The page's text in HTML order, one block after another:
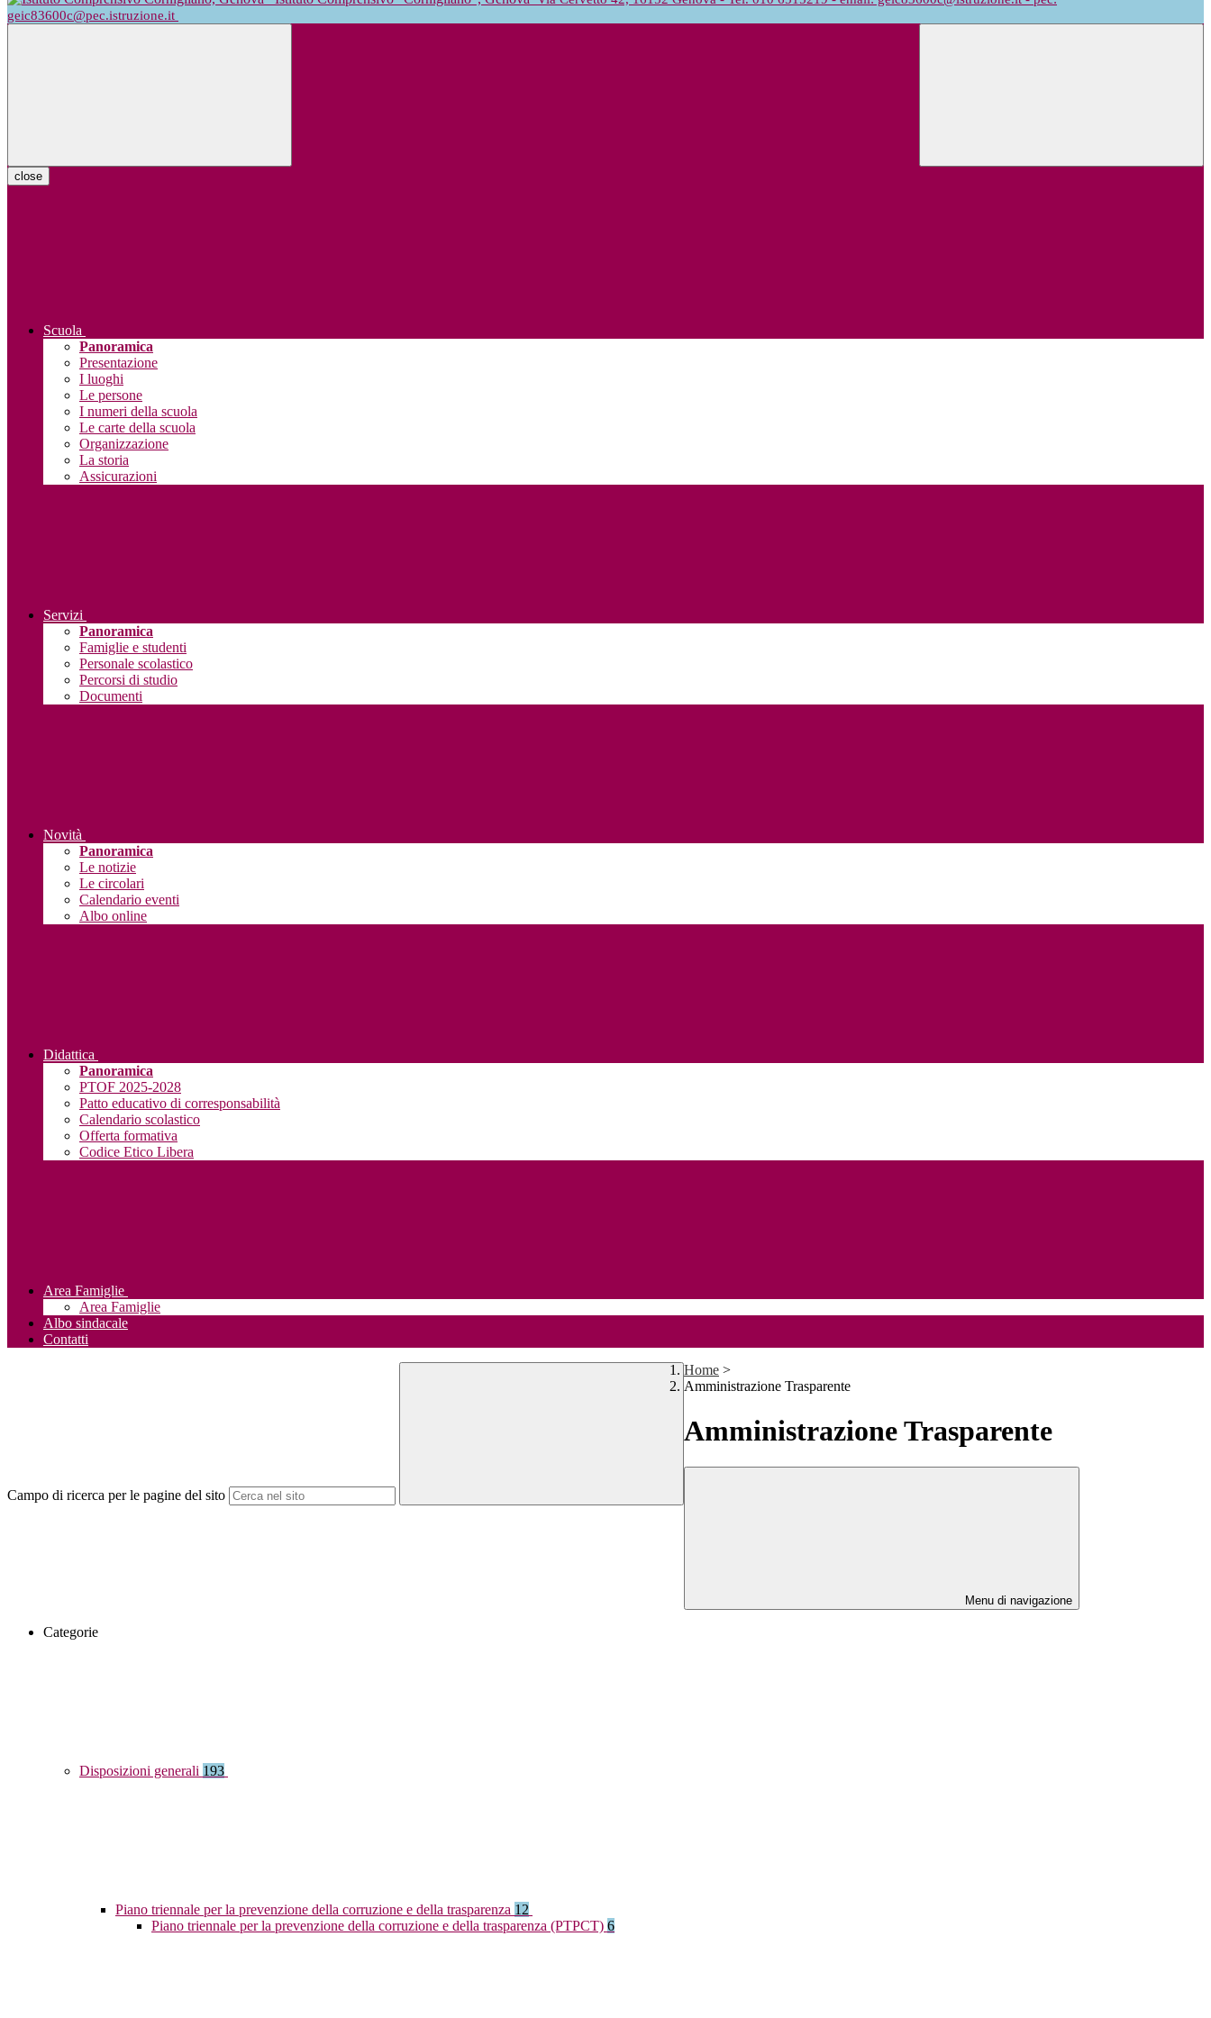
geic83600c@pec.istruzione.it
close
Scuola
Panoramica
Presentazione
I luoghi
Le persone
I numeri della scuola
Le carte della scuola
Organizzazione
La storia
Assicurazioni
Servizi
Panoramica
Famiglie e studenti
Personale scolastico
Percorsi di studio
Documenti
Novità
Panoramica
Le notizie
Le circolari
Calendario eventi
Albo online
Didattica
Panoramica
PTOF 2025-2028
Patto educativo di corresponsabilità
Calendario scolastico
Offerta formativa
Codice Etico Libera
Area Famiglie
Area Famiglie
Albo sindacale
Contatti
Campo di ricerca per le pagine del sito
Home >
Amministrazione Trasparente
Amministrazione Trasparente
Menu di navigazione
Categorie
Disposizioni generali 193
Piano triennale per la prevenzione della corruzione e della trasparenza 12
Piano triennale per la prevenzione della corruzione e della trasparenza (PTPCT) 6